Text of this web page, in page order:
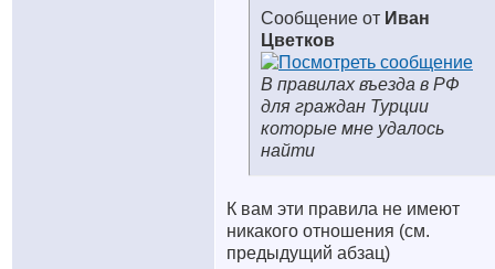
Сообщение от Иван
Цветков
В правилах въезда в РФ
для граждан Турции
которые мне удалось
найти
К вам эти правила не имеют
никакого отношения (см.
предыдущий абзац)